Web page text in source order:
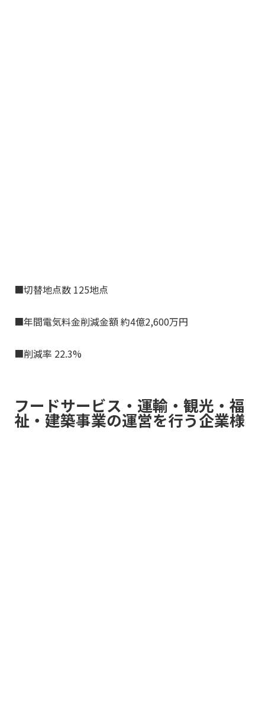
■切替地点数 125地点
■年間電気料金削減金額 約4億2,600万円
■削減率 22.3%
フードサービス・運輸・観光・福
祉・建築事業の運営を行う企業様